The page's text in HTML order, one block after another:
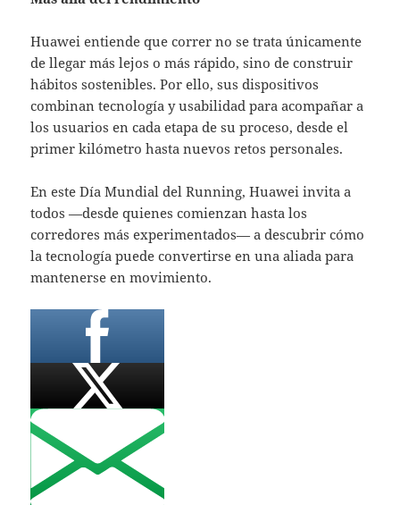
Huawei entiende que correr no se trata únicamente
de llegar más lejos o más rápido, sino de construir
hábitos sostenibles. Por ello, sus dispositivos
combinan tecnología y usabilidad para acompañar a
los usuarios en cada etapa de su proceso, desde el
primer kilómetro hasta nuevos retos personales.
En este Día Mundial del Running, Huawei invita a
todos —desde quienes comienzan hasta los
corredores más experimentados— a descubrir cómo
la tecnología puede convertirse en una aliada para
mantenerse en movimiento.